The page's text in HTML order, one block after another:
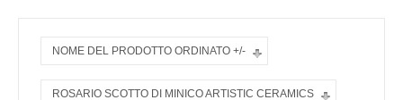
NOME DEL PRODOTTO ORDINATO +/-
ROSARIO SCOTTO DI MINICO ARTISTIC CERAMICS